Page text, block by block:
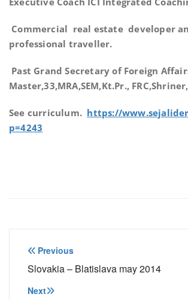
Commercial real estate developer
professional traveller.
Past Grand Secretary of Foreign
Master,33,MRA,SEM,Kt.Pr.,
See curriculum. https://
p=4243
Navegação
de
Post
Previous
Slovakia – Blatislava may 2014
Next